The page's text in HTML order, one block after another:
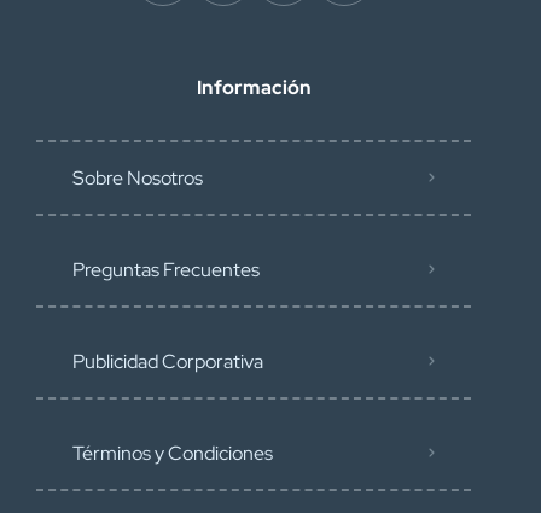
Información
Sobre Nosotros
Preguntas Frecuentes
Publicidad Corporativa
Términos y Condiciones